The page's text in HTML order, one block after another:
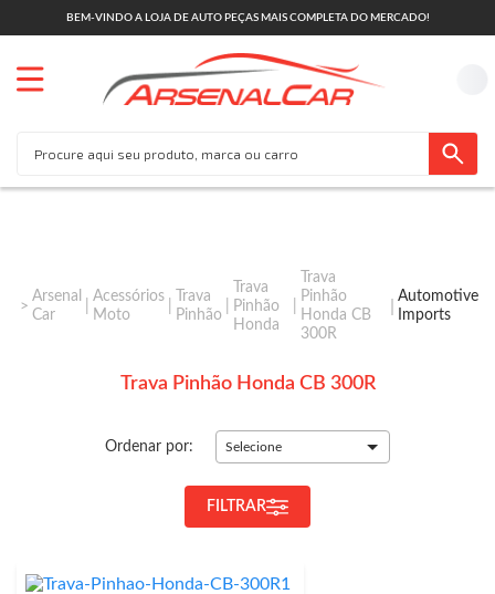
BEM-VINDO A LOJA DE AUTO PEÇAS MAIS COMPLETA DO MERCADO!
Arsenal
Car
Acessórios
Moto
Trava
Pinhão
Trava
Pinhão
Honda
Trava
Pinhão
Honda CB
300R
Automotive
Imports
Trava Pinhão Honda CB 300R
Ordenar por: Selecione
FILTRAR